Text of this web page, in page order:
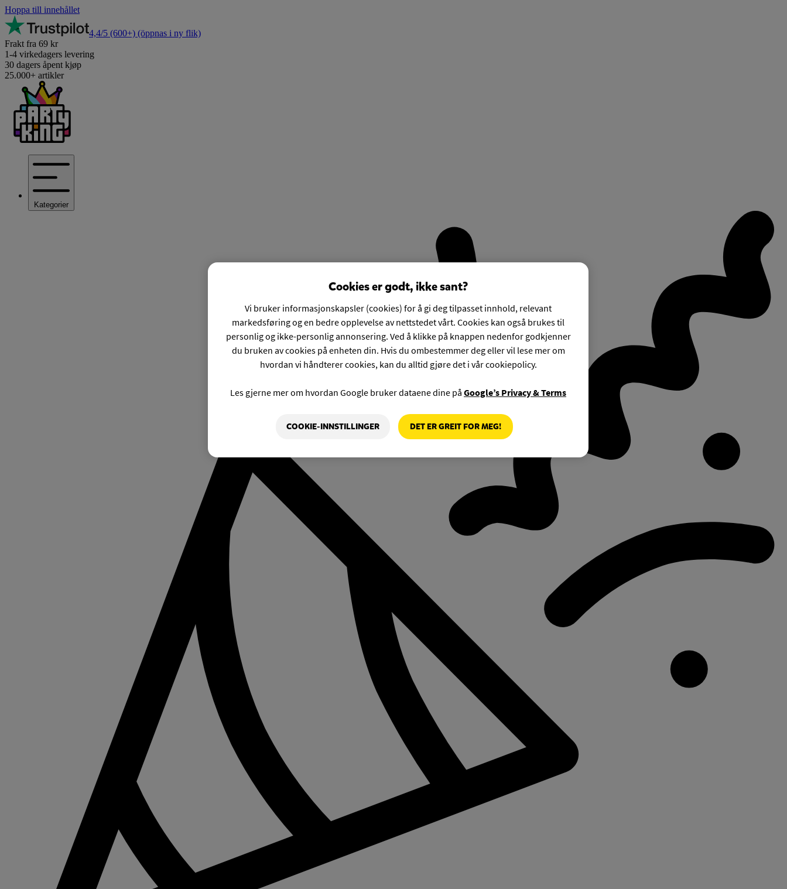
Hoppa till innehållet
4,4/5 (600+) (öppnas i ny flik)
Frakt fra 69 kr
1-4 virkedagers levering
30 dagers åpent kjøp
25.000+ artikler
Kategorier
Cookies er godt, ikke sant?
Vi bruker informasjonskapsler (cookies) for å gi deg tilpasset innhold, relevant
markedsføring og en bedre opplevelse av nettstedet vårt. Cookies kan også brukes til
personlig og ikke-personlig annonsering. Ved å klikke på knappen nedenfor godkjenner
du bruken av cookies på enheten din. Hvis du ombestemmer deg eller vil lese mer om
hvordan vi håndterer cookies, kan du alltid gjøre det i vår cookiepolicy.
Les gjerne mer om hvordan Google bruker dataene dine på Google’s Privacy & Terms
COOKIE-INNSTILLINGER DET ER GREIT FOR MEG!